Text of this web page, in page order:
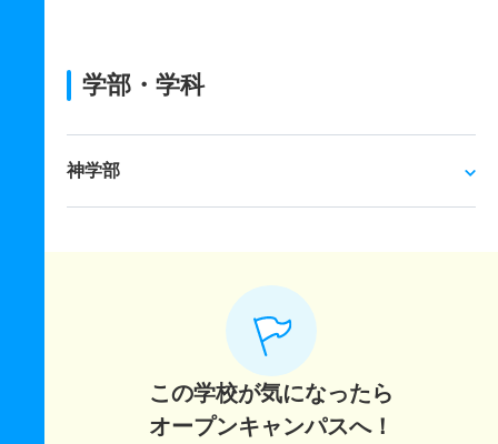
学部・学科
神学部
この学校が気になったら
オープンキャンパスへ！